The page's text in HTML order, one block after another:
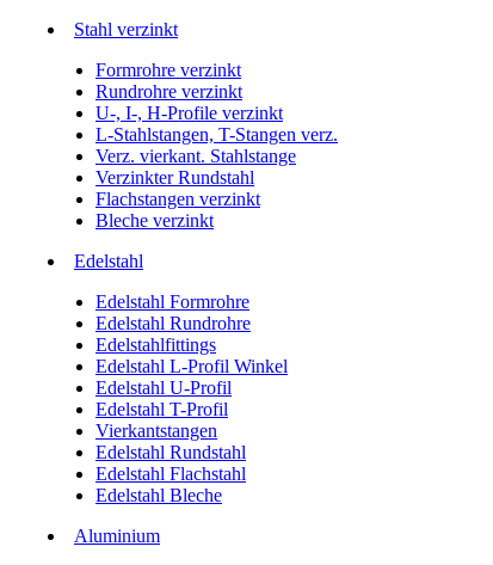
Stahl verzinkt
Formrohre verzinkt
Rundrohre verzinkt
U-, I-, H-Profile verzinkt
L-Stahlstangen, T-Stangen verz.
Verz. vierkant. Stahlstange
Verzinkter Rundstahl
Flachstangen verzinkt
Bleche verzinkt
Edelstahl
Edelstahl Formrohre
Edelstahl Rundrohre
Edelstahlfittings
Edelstahl L-Profil Winkel
Edelstahl U-Profil
Edelstahl T-Profil
Vierkantstangen
Edelstahl Rundstahl
Edelstahl Flachstahl
Edelstahl Bleche
Aluminium